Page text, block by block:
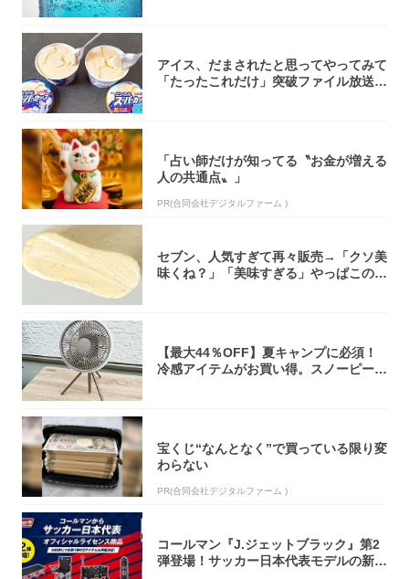
アイス、だまされたと思ってやってみて
「たったこれだけ」突破ファイル放送で
「占い師だけが知ってる〝お金が増える
人の共通点〟」
PR(合同会社デジタルファーム )
セブン、人気すぎて再々販売→「クソ美
味くね？」「美味すぎる」やっぱこのク
【最大44％OFF】夏キャンプに必須！
冷感アイテムがお買い得。スノーピー
宝くじ“なんとなく”で買っている限り変
わらない
PR(合同会社デジタルファーム )
コールマン『J.ジェットブラック』第2
弾登場！サッカー日本代表モデルの新作